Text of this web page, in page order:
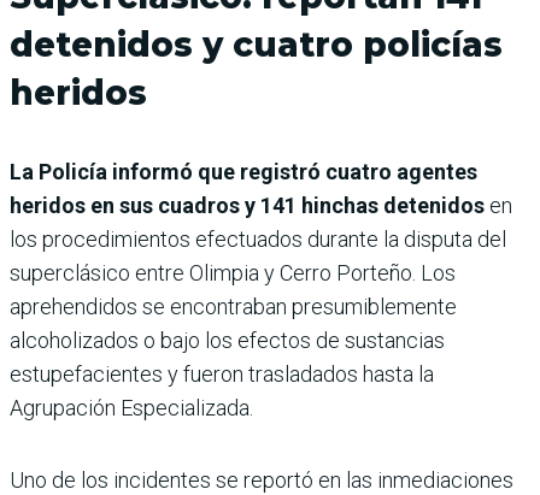
detenidos y cuatro policías
heridos
La Policía informó que registró cuatro agentes
heridos en sus cuadros y 141 hinchas detenidos en
los procedimientos efectuados durante la disputa del
superclásico entre Olimpia y Cerro Porteño. Los
aprehendidos se encontraban presumiblemente
alcoholizados o bajo los efectos de sustancias
estupefacientes y fueron trasladados hasta la
Agrupación Especializada.
Uno de los incidentes se reportó en las inmediaciones